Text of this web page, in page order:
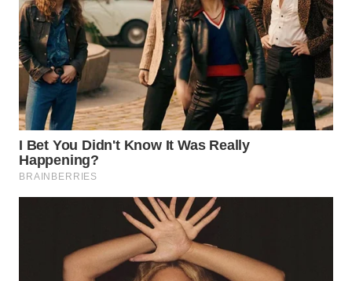
PADANG
LAWAS
WN
SUMEDANG
WN
CIANJUR
WN
KEPULAUAN
WN
TANGERANG